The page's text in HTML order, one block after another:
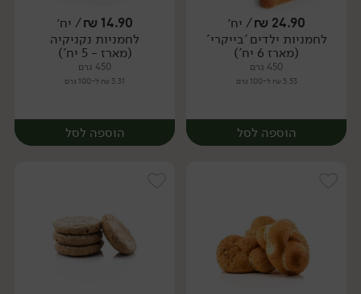
יח׳ יח׳
24.90
₪/ יח׳
לחמניות ילדים 'בייקרי'
(מארז 6 יח')
450 גרם
5.53 ₪ ל-100 גרם
הוספה לסל
14.90
₪/ יח׳
לחמניות נקניקיה
(מארז - 5 יח')
450 גרם
3.31 ₪ ל-100 גרם
הוספה לסל